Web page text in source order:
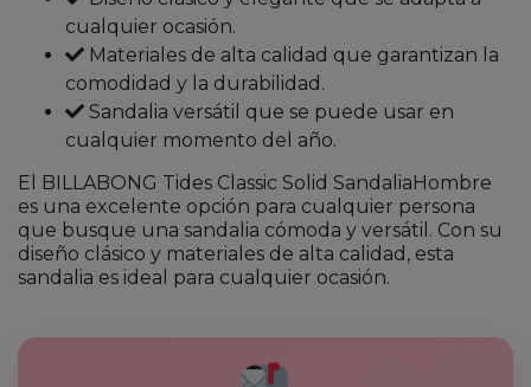
cualquier ocasión.
Materiales de alta calidad que garantizan la
comodidad y la durabilidad.
Sandalia versátil que se puede usar en
cualquier momento del año.
El BILLABONG Tides Classic Solid SandaliaHombre
es una excelente opción para cualquier persona
que busque una sandalia cómoda y versátil. Con su
diseño clásico y materiales de alta calidad, esta
sandalia es ideal para cualquier ocasión.